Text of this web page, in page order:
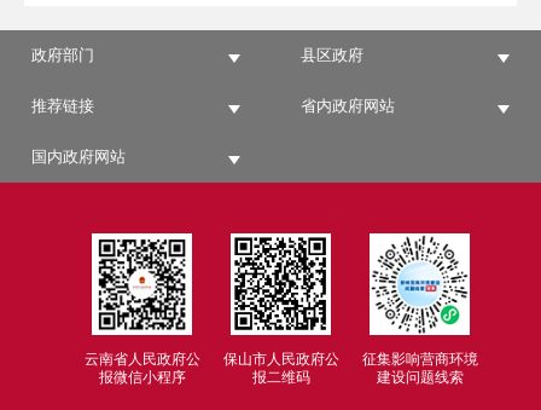
政府部门 县区政府
推荐链接 省内政府网站
国内政府网站
云南省人民政府公
报微信小程序
保山市人民政府公
报二维码
征集影响营商环境
建设问题线索